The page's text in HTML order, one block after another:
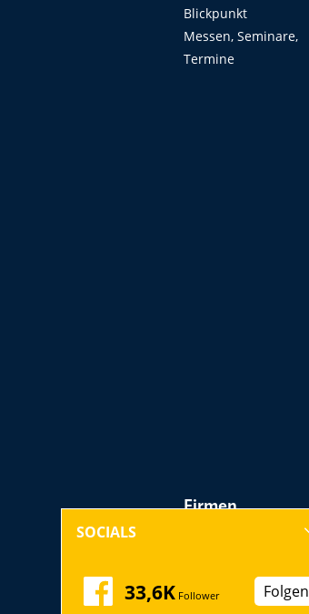
Blickpunkt
Messen, Seminare,
Termine
Firmen
Messen, Seminare,
Kongresse
SOCIALS
33,6K Follower Folgen